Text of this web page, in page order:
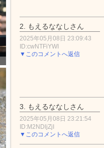
2. もえるななしさん
2025年05月08日 23:09:43
ID:cwNTFiYWI
▼このコメントへ返信
3. もえるななしさん
2025年05月08日 23:21:54
ID:M2NDljZjI
▼このコメントへ返信